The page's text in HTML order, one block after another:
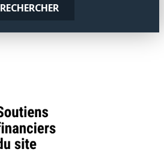
RECHERCHER